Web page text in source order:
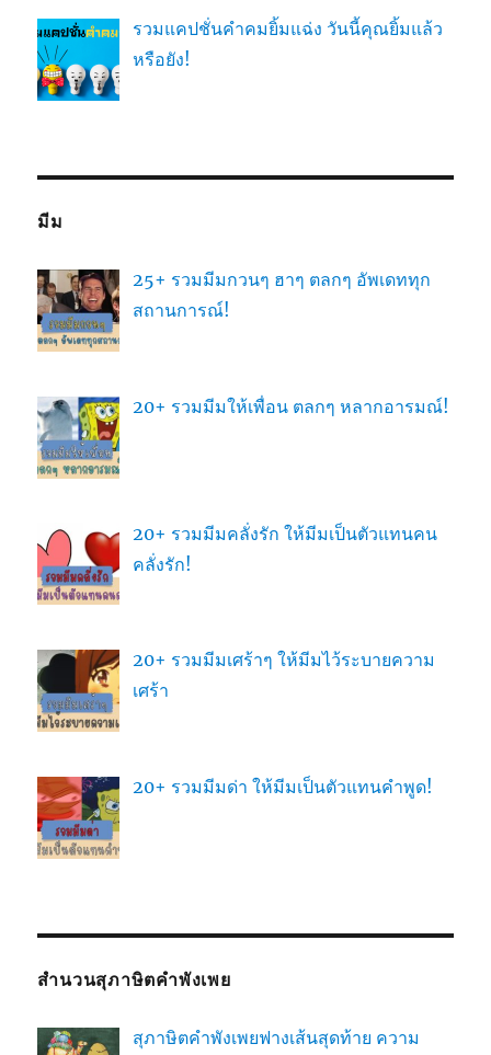
รวมแคปชั่นคำคมยิ้มแฉ่ง วันนี้คุณยิ้มแล้ว
หรือยัง!
มีม
25+ รวมมีมกวนๆ ฮาๆ ตลกๆ อัพเดททุก
สถานการณ์!
20+ รวมมีมให้เพื่อน ตลกๆ หลากอารมณ์!
20+ รวมมีมคลั่งรัก ให้มีมเป็นตัวแทนคน
คลั่งรัก!
20+ รวมมีมเศร้าๆ ให้มีมไว้ระบายความ
เศร้า
20+ รวมมีมด่า ให้มีมเป็นตัวแทนคำพูด!
สำนวนสุภาษิตคำพังเพย
สุภาษิตคำพังเพยฟางเส้นสุดท้าย ความ